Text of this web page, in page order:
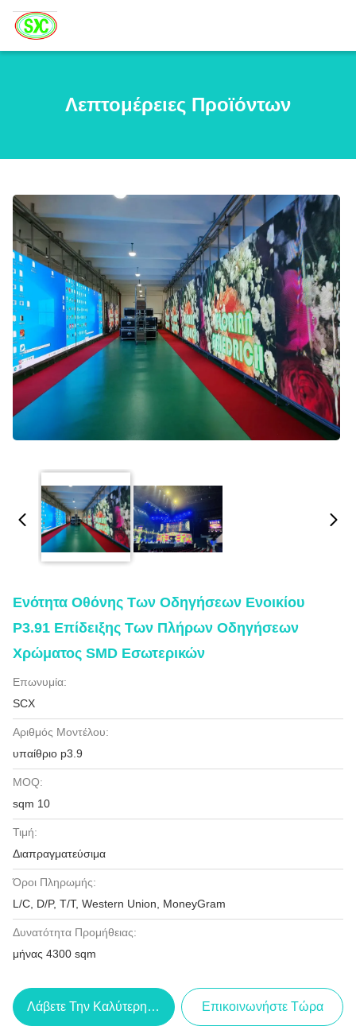
Λεπτομέρειες Προϊόντων
Ενότητα Οθόνης Των Οδηγήσεων Ενοικίου
P3.91 Επίδειξης Των Πλήρων Οδηγήσεων
Χρώματος SMD Εσωτερικών
Επωνυμία:
SCX
Αριθμός Μοντέλου:
υπαίθριο p3.9
MOQ:
sqm 10
Τιμή:
Διαπραγματεύσιμα
Όροι Πληρωμής:
L/C, D/P, T/T, Western Union, MoneyGram
Δυνατότητα Προμήθειας:
μήνας 4300 sqm
Λάβετε Την Καλύτερη Τιμή Επικοινωνήστε Τώρα